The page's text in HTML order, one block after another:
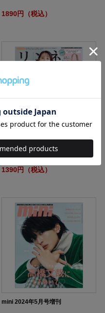
1890円（税込）
リンネル 2024年6月号増刊
1390円（税込）
mini 2024年5月号増刊